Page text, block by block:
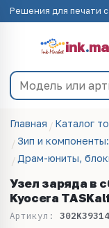
Решения для печати с
ink.
Главная
Каталог
Зип и
Драм-юниты,
Узел заряда в
Kyocera
Артикул: